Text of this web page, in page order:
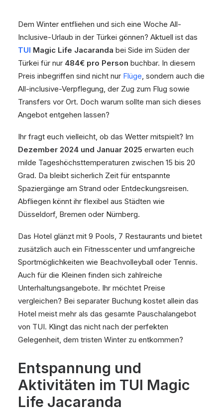
Dem Winter entfliehen und sich eine Woche All-
Inclusive-Urlaub in der Türkei gönnen? Aktuell ist das
TUI Magic Life Jacaranda bei Side im Süden der
Türkei für nur 484€ pro Person buchbar. In diesem
Preis inbegriffen sind nicht nur Flüge, sondern auch die
All-inclusive-Verpflegung, der Zug zum Flug sowie
Transfers vor Ort. Doch warum sollte man sich dieses
Angebot entgehen lassen?
Ihr fragt euch vielleicht, ob das Wetter mitspielt? Im
Dezember 2024 und Januar 2025 erwarten euch
milde Tageshöchsttemperaturen zwischen 15 bis 20
Grad. Da bleibt sicherlich Zeit für entspannte
Spaziergänge am Strand oder Entdeckungsreisen.
Abfliegen könnt ihr flexibel aus Städten wie
Düsseldorf, Bremen oder Nürnberg.
Das Hotel glänzt mit 9 Pools, 7 Restaurants und bietet
zusätzlich auch ein Fitnesscenter und umfangreiche
Sportmöglichkeiten wie Beachvolleyball oder Tennis.
Auch für die Kleinen finden sich zahlreiche
Unterhaltungsangebote. Ihr möchtet Preise
vergleichen? Bei separater Buchung kostet allein das
Hotel meist mehr als das gesamte Pauschalangebot
von TUI. Klingt das nicht nach der perfekten
Gelegenheit, dem tristen Winter zu entkommen?
Entspannung und
Aktivitäten im TUI Magic
Life Jacaranda